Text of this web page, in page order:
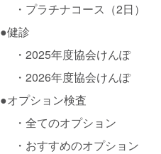
・ プラチナコース（2日）
●健診
・2025年度協会けんぽ
・2026年度協会けんぽ
●オプション検査
・全てのオプション
・ おすすめのオプション